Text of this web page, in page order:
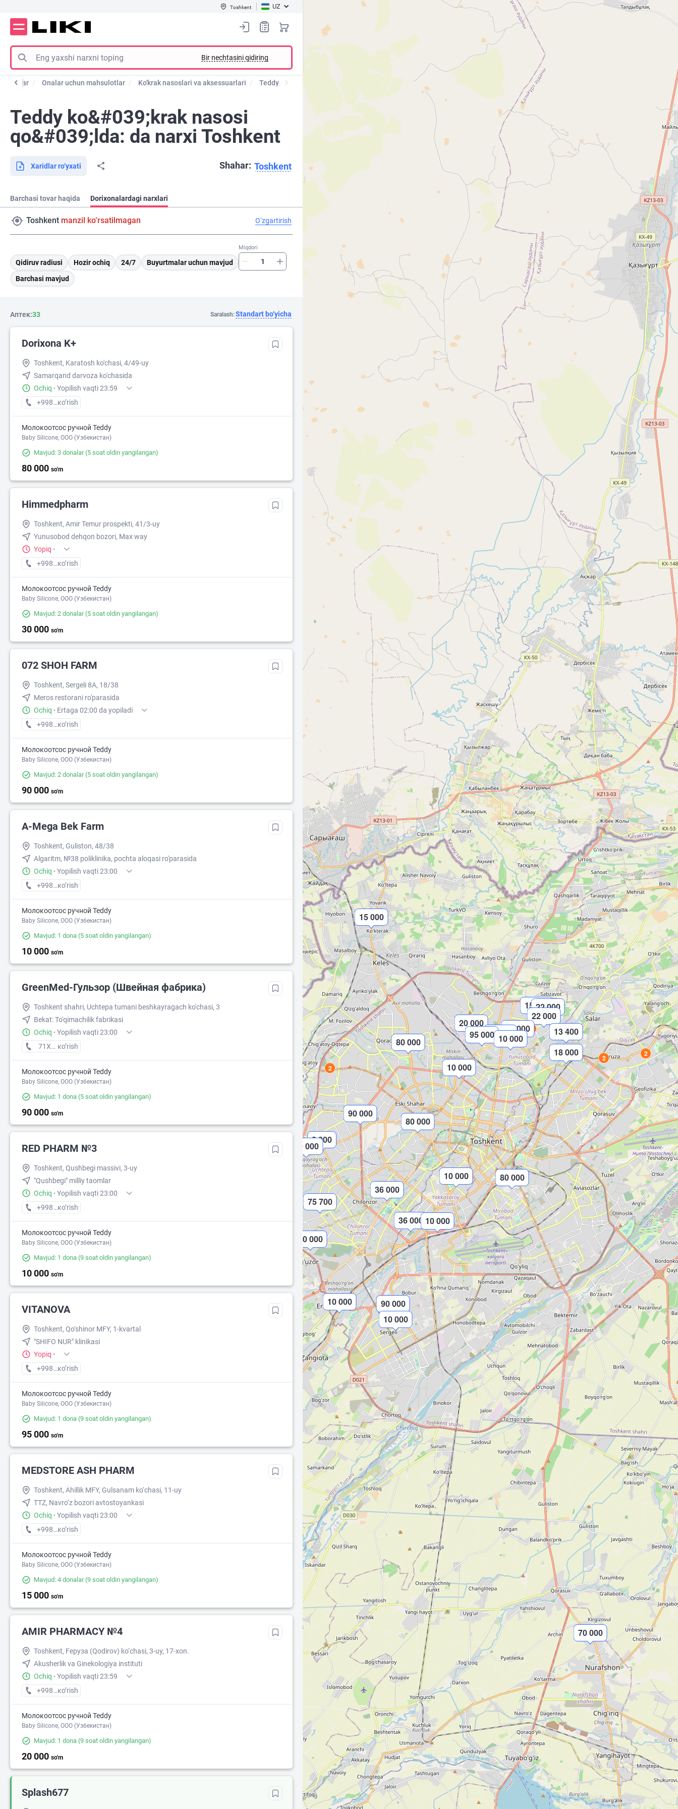
Toshkent UZ
Bir nechtasini qidiring
Onalar uchun mahsulotlar Ko'krak nasoslari va aksessuarlari Teddy
Teddy ko&#039;krak nasosi
qo&#039;lda: da narxi Toshkent
Shahar: Toshkent
Xaridlar ro‘yxati
Barchasi tovar haqida Dorixonalardagi narxlari
Toshkent manzil ko‘rsatilmagan O‘zgartirish
Qidiruv radiusi Hozir ochiq 24/7 Buyurtmalar uchun mavjud
Miqdori
Barchasi mavjud
Аптек:33 Saralash:Standart bo‘yicha
Dorixona K+
Toshkent, Karatosh ko'chasi, 4/49-uy
Samarqand darvoza ko'chasida
Ochiq · Yopilish vaqti 23:59
+998 (88) XXX-XX-XX
кo’rish
Молокоотсос ручной Teddy
Baby Silicone, OOO (Узбекистан)
Mavjud: 3 donalar(5 soat oldin yangilangan)
80 000 so'm
Himmedpharm
Toshkent, Amir Temur prospekti, 41/3-uy
Yunusobod dehqon bozori, Max way
Yopiq ·
+998 (97) XXX-XX-XX
кo’rish
Молокоотсос ручной Teddy
Baby Silicone, OOO (Узбекистан)
Mavjud: 2 donalar(5 soat oldin yangilangan)
30 000 so'm
072 SHOH FARM
Toshkent, Sergeli 8A, 18/38
Meros restorani ro'parasida
Ochiq · Ertaga 02:00 da yopiladi
+998 (91) XXX-XX-XX
кo’rish
Молокоотсос ручной Teddy
Baby Silicone, OOO (Узбекистан)
Mavjud: 2 donalar(5 soat oldin yangilangan)
90 000 so'm
A-Mega Bek Farm
Toshkent, Guliston, 48/38
Algaritm, №38 poliklinika, pochta aloqasi ro'parasida
Ochiq · Yopilish vaqti 23:00
+998 (99) XXX-XX-XX
кo’rish
Молокоотсос ручной Teddy
Baby Silicone, OOO (Узбекистан)
Mavjud: 1 dona (5 soat oldin yangilangan)
10 000 so'm
GreenMed-Гульзор (Швейная фабрика)
Toshkent shahri, Uchtepa tumani beshkayragach ko'chasi, 3​
Bekat: To'qimachilik fabrikasi
Ochiq · Yopilish vaqti 23:00
71XXXXXXX
кo’rish
Молокоотсос ручной Teddy
Baby Silicone, OOO (Узбекистан)
Mavjud: 1 dona (5 soat oldin yangilangan)
90 000 so'm
RED PHARM №3
Toshkent, Qushbegi massivi, 3-uy
"Qushbegi" milliy taomlar
Ochiq · Yopilish vaqti 23:00
+998 (77) XXX-XX-XX
кo’rish
Молокоотсос ручной Teddy
Baby Silicone, OOO (Узбекистан)
Mavjud: 1 dona (9 soat oldin yangilangan)
10 000 so'm
VITANOVA
Toshkent, Qo‘shinor MFY, 1-kvartal
"SHIFO NUR" klinikasi
Yopiq ·
+998 (77) XXX-XX-XX
кo’rish
Молокоотсос ручной Teddy
Baby Silicone, OOO (Узбекистан)
Mavjud: 1 dona (9 soat oldin yangilangan)
95 000 so'm
MEDSTORE ASH PHARM
Toshkent, Ahillik MFY, Gulsanam ko‘chasi, 11-uy
TTZ, Navro‘z bozori avtostoyankasi
Ochiq · Yopilish vaqti 23:00
+998 (95) XXX-XX-XX
кo’rish
Молокоотсос ручной Teddy
Baby Silicone, OOO (Узбекистан)
Mavjud: 4 donalar(9 soat oldin yangilangan)
15 000 so'm
AMIR PHARMACY №4
Toshkent, Fеруза (Qodirov) ko‘chasi, 3-uy, 17-xon.
Akusherlik va Ginekologiya instituti
Ochiq · Yopilish vaqti 23:59
+998 (77) XXX-XX-XX
кo’rish
Молокоотсос ручной Teddy
Baby Silicone, OOO (Узбекистан)
Mavjud: 1 dona (9 soat oldin yangilangan)
20 000 so'm
Splash677
70 000
2
2
15 000
80 000
36 000
10 000
36 000 10 000
80 000
13 400
18 000
22 000
22 000
15 000
2
80 000
20 000
10 000
95 00030 00022 000
10 000
2
90 000
10 000
8 000
75 700
10 000
10 000
90 000
10 000